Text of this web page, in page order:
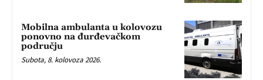
Mobilna ambulanta u kolovozu
ponovno na đurđevačkom
području
Subota, 8. kolovoza 2026.